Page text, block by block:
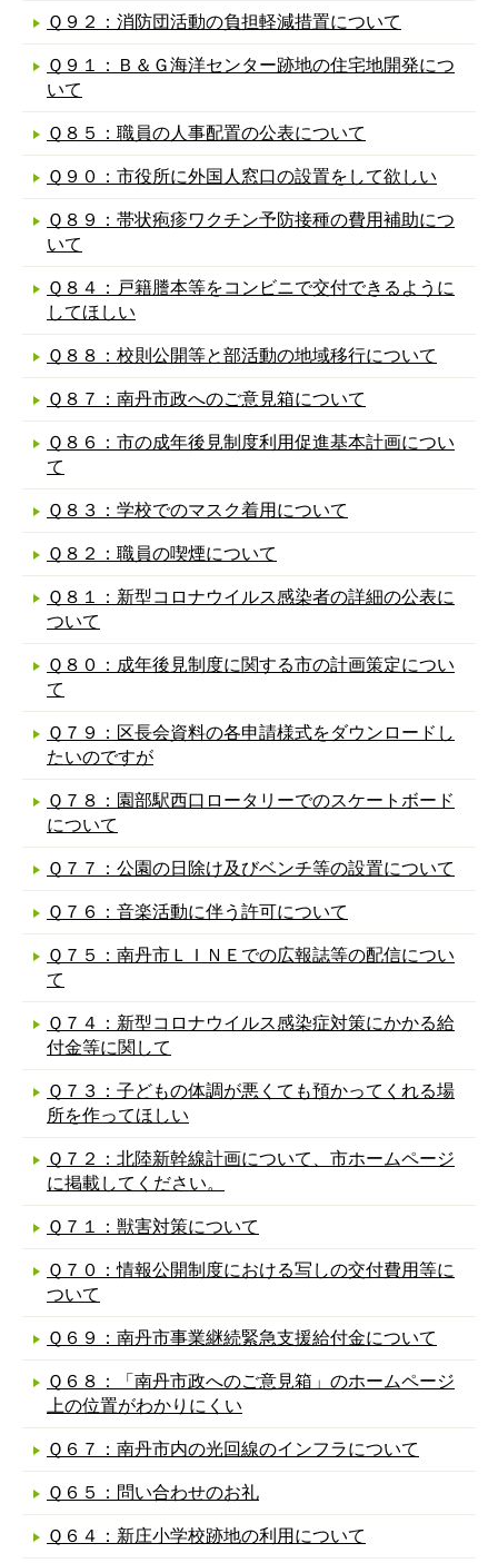
Ｑ９２：消防団活動の負担軽減措置について
Ｑ９１：Ｂ＆Ｇ海洋センター跡地の住宅地開発につ
いて
Ｑ８５：職員の人事配置の公表について
Ｑ９０：市役所に外国人窓口の設置をして欲しい
Ｑ８９：帯状疱疹ワクチン予防接種の費用補助につ
いて
Ｑ８４：戸籍謄本等をコンビニで交付できるように
してほしい
Ｑ８８：校則公開等と部活動の地域移行について
Ｑ８７：南丹市政へのご意見箱について
Ｑ８６：市の成年後見制度利用促進基本計画につい
て
Ｑ８３：学校でのマスク着用について
Ｑ８２：職員の喫煙について
Ｑ８１：新型コロナウイルス感染者の詳細の公表に
ついて
Ｑ８０：成年後見制度に関する市の計画策定につい
て
Ｑ７９：区長会資料の各申請様式をダウンロードし
たいのですが
Ｑ７８：園部駅西口ロータリーでのスケートボード
について
Ｑ７７：公園の日除け及びベンチ等の設置について
Ｑ７６：音楽活動に伴う許可について
Ｑ７５：南丹市ＬＩＮＥでの広報誌等の配信につい
て
Ｑ７４：新型コロナウイルス感染症対策にかかる給
付金等に関して
Ｑ７３：子どもの体調が悪くても預かってくれる場
所を作ってほしい
Ｑ７２：北陸新幹線計画について、市ホームページ
に掲載してください。
Ｑ７１：獣害対策について
Ｑ７０：情報公開制度における写しの交付費用等に
ついて
Ｑ６９：南丹市事業継続緊急支援給付金について
Ｑ６８：「南丹市政へのご意見箱」のホームページ
上の位置がわかりにくい
Ｑ６７：南丹市内の光回線のインフラについて
Ｑ６５：問い合わせのお礼
Ｑ６４：新庄小学校跡地の利用について